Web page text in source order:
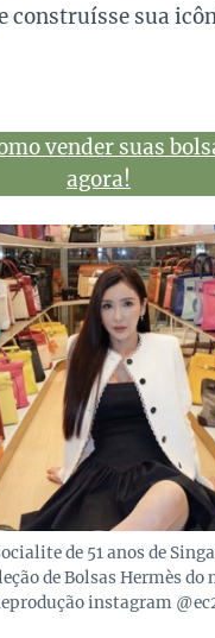
construísse sua
vender suas
agora!
de 51 anos de
de Bolsas Hermès do
instagram